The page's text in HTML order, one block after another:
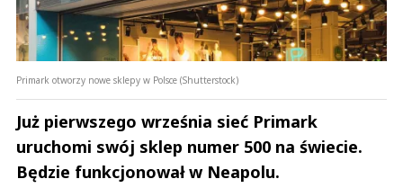
Primark otworzy nowe sklepy w Polsce (Shutterstock)
Już pierwszego września sieć Primark
uruchomi swój sklep numer 500 na świecie.
Będzie funkcjonował w Neapolu.